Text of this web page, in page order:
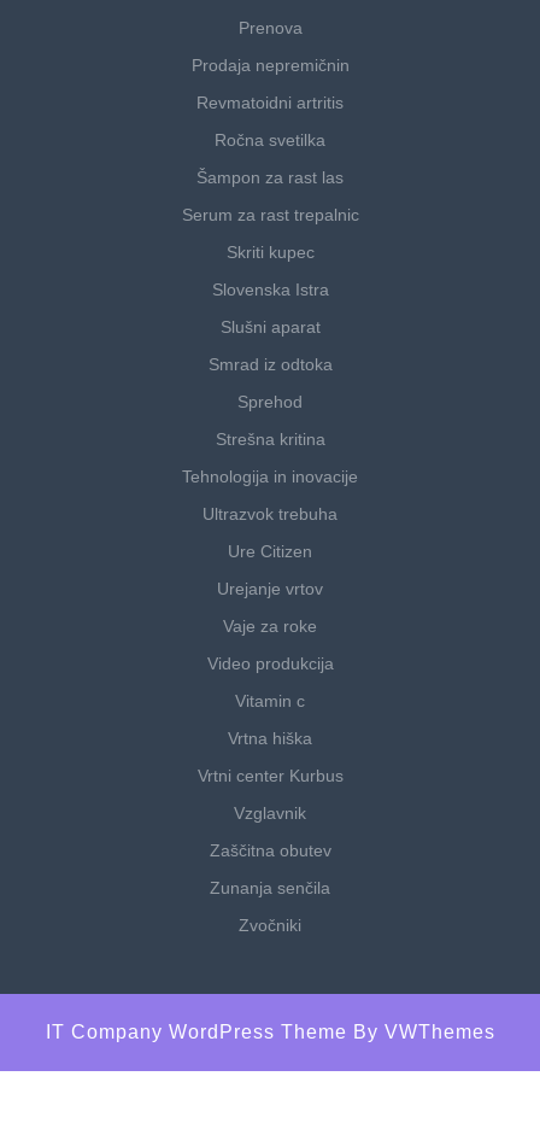
Prenova
Prodaja nepremičnin
Revmatoidni artritis
Ročna svetilka
Šampon za rast las
Serum za rast trepalnic
Skriti kupec
Slovenska Istra
Slušni aparat
Smrad iz odtoka
Sprehod
Strešna kritina
Tehnologija in inovacije
Ultrazvok trebuha
Ure Citizen
Urejanje vrtov
Vaje za roke
Video produkcija
Vitamin c
Vrtna hiška
Vrtni center Kurbus
Vzglavnik
Zaščitna obutev
Zunanja senčila
Zvočniki
IT Company WordPress Theme By VWThemes